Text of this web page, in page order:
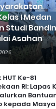
I Medan
Studi
Asahan
Ke-81
RI: Lapas
kepada